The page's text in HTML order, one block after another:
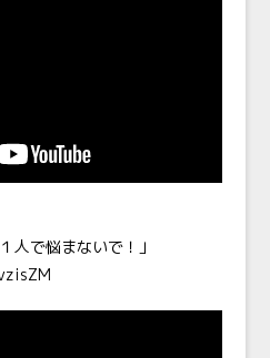
人で悩まないで！」